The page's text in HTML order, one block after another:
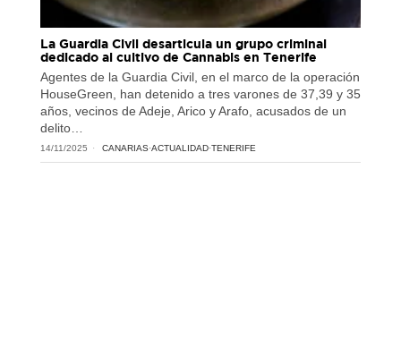
La Guardia Civil desarticula un grupo criminal
dedicado al cultivo de Cannabis en Tenerife
Agentes de la Guardia Civil, en el marco de la operación
HouseGreen, han detenido a tres varones de 37,39 y 35
años, vecinos de Adeje, Arico y Arafo, acusados de un
delito…
14/11/2025 CANARIAS·ACTUALIDAD·TENERIFE